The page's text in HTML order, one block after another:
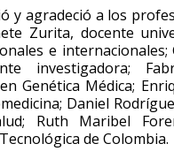
y agradeció a los
Zurita, docente
e
investigadora;
Genética Médica;
Daniel
Ruth Maribel
de Colombia.